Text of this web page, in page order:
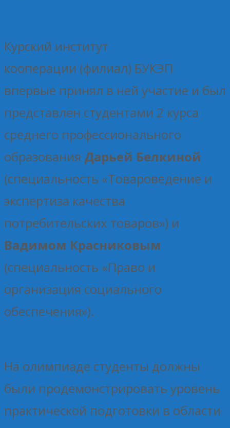
Курский институт
кооперации (филиал) БУКЭП
впервые принял в ней участие и был
представлен студентами 2 курса
среднего профессионального
образования Дарьей Белкиной
(специальность «Товароведение и
экспертиза качества
потребительских товаров») и
Вадимом Красниковым
(специальность «Право и
организация социального
обеспечения»).
На олимпиаде студенты должны
были продемонстрировать уровень
практической подготовки в области